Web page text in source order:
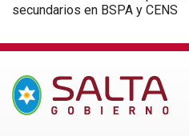
secundarios en BSPA y CENS